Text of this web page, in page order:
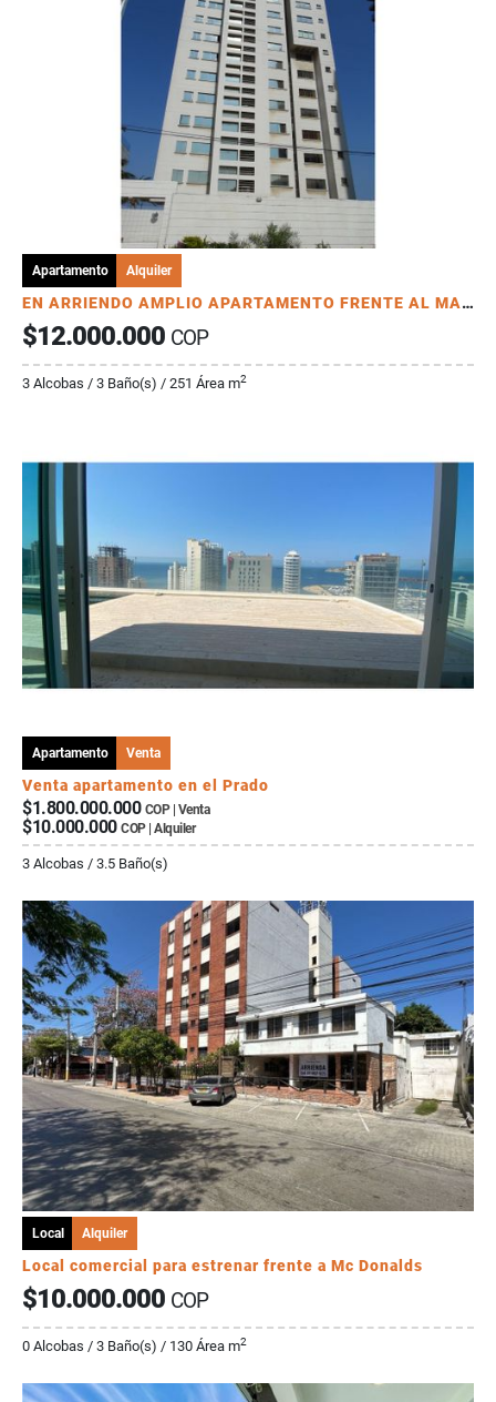
Apartamento Alquiler
EN ARRIENDO AMPLIO APARTAMENTO FRENTE AL MAR EN BELLAVISTA
$12.000.000 COP
3 Alcobas / 3 Baño(s) / 251 Área m2
Apartamento Venta
Venta apartamento en el Prado
$1.800.000.000 COP | Venta
$10.000.000 COP | Alquiler
3 Alcobas / 3.5 Baño(s)
Local Alquiler
Local comercial para estrenar frente a Mc Donalds
$10.000.000 COP
0 Alcobas / 3 Baño(s) / 130 Área m2